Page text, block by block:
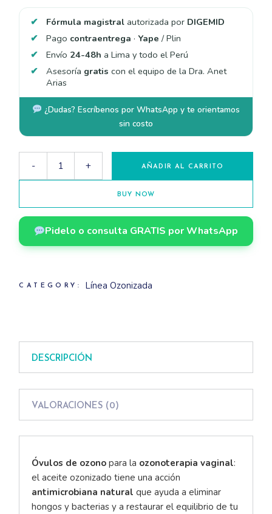
Fórmula magistral autorizada por DIGEMID
Pago contraentrega ·Yape / Plin
Envío 24-48h a Lima y todo el Perú
Asesoría gratis con el equipo de la Dra. Anet
Arias
¿Dudas? Escríbenos por WhatsApp y te orientamos
sin costo
Óvulos de Ozono quantity
-
+ AÑADIR AL CARRITO
BUY NOW
Pidelo o consulta GRATIS por WhatsApp
CATEGORY: Línea Ozonizada
DESCRIPCIÓN
VALORACIONES (0)
Óvulos de ozono para la ozonoterapia vaginal:
el aceite ozonizado tiene una acción
antimicrobiana natural que ayuda a eliminar
hongos y bacterias y a restaurar el equilibrio de tu